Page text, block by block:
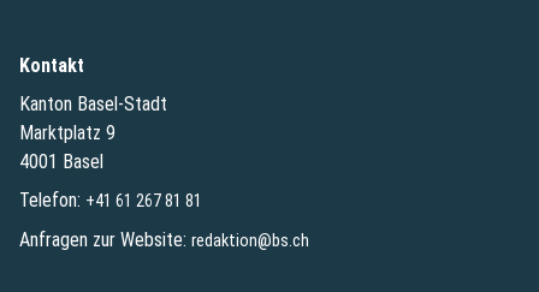
Kontakt
Kanton Basel-Stadt
Marktplatz 9
4001 Basel
Telefon: +41 61 267 81 81
Anfragen zur Website: redaktion@bs.ch